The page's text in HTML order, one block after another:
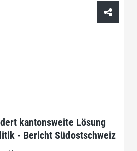
kantonsweite Lösung
- Bericht Südostschweiz